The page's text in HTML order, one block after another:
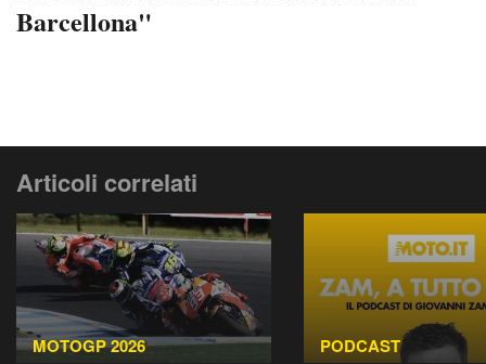
Barcellona"
Articoli correlati
MOTOGP 2026 PODCAST